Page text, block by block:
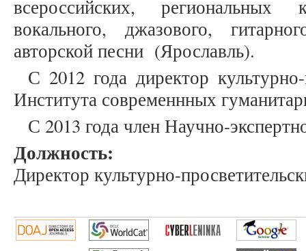
всероссийских,
вокального, джазового,
авторской песни (Ярославль).
С 2012 года директор
Института современнных
С 2013 года член Научно-
Должность:
Директор культурно-